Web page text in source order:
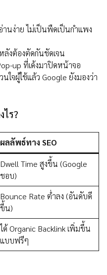
านง่าย ไม่เป็นพืดเป็นกำแพง
งต้องตัดกันชัดเจน
up ที่เด้งมาปิดหน้าจอ
ใจผู้ใช้แล้ว Google ยังมองว่า
ร?
ผลลัพธ์ทาง SEO
Dwell Time สูงขึ้น (Google
ชอบ)
Bounce Rate ต่ำลง (อันดับดี
ขึ้น)
ได้ Organic Backlink เพิ่มขึ้น
แบบฟรีๆ